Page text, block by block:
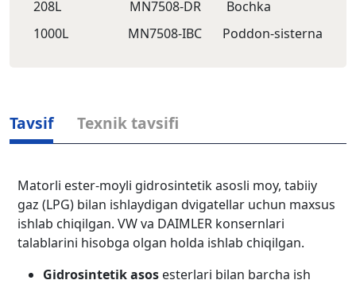
208L
MN7508-DR
Bochka
1000L
MN7508-IBC Poddon-sisternа
Tavsif Texnik tavsifi
Matorli ester-moyli gidrosintetik asosli moy, tabiiy
gaz (LPG) bilan ishlaydigan dvigatellar uchun maxsus
ishlab chiqilgan. VW va DAIMLER konsernlari
talablarini hisobga olgan holda ishlab chiqilgan.
Gidrosintetik asos esterlari bilan barcha ish